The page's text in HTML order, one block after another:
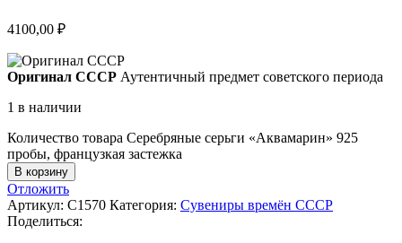
4100,00 ₽
Оригинал СССР Аутентичный предмет советского периода
1 в наличии
Количество товара Серебряные серьги «Аквамарин» 925
пробы, французкая застежка
В корзину
Отложить
Артикул: С1570 Категория: Сувениры времён СССР
Поделиться: